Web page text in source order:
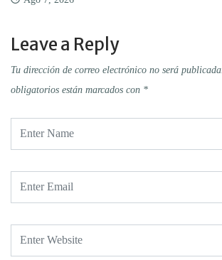
Leave a Reply
Tu dirección de correo electrónico no será publicada.
obligatorios están marcados con *